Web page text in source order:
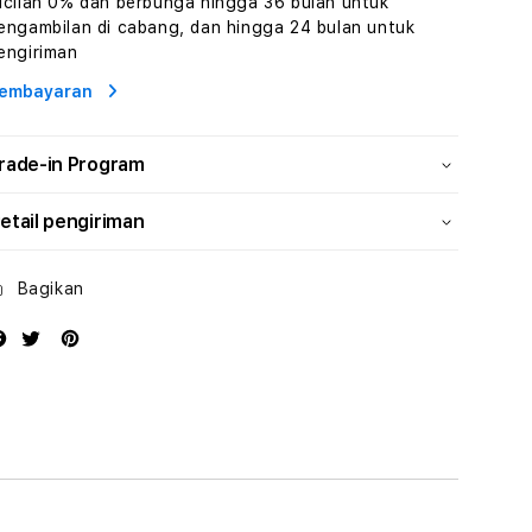
dan
Solusi
Energi
dan
Solusi
di cabang, dan hingga 24 bulan untuk
in Program
pengiriman
Bagikan